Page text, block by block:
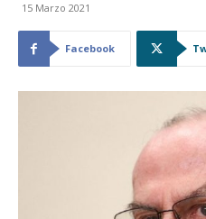
15 Marzo 2021
Facebook